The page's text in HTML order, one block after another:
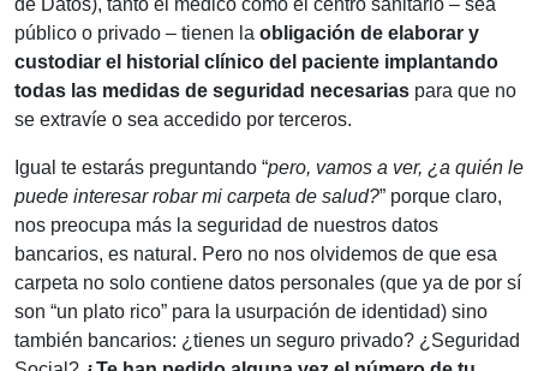
de Datos), tanto el médico como el centro sanitario – sea
público o privado – tienen la obligación de elaborar y
custodiar el historial clínico del paciente implantando
todas las medidas de seguridad necesarias para que no
se extravíe o sea accedido por terceros.
Igual te estarás preguntando “pero, vamos a ver, ¿a quién le
puede interesar robar mi carpeta de salud?” porque claro,
nos preocupa más la seguridad de nuestros datos
bancarios, es natural. Pero no nos olvidemos de que esa
carpeta no solo contiene datos personales (que ya de por sí
son “un plato rico” para la usurpación de identidad) sino
también bancarios: ¿tienes un seguro privado? ¿Seguridad